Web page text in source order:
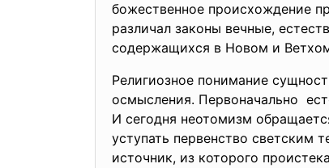
божественное происхождение
различал законы вечные,
содержащихся в Новом и
Религиозное понимание
осмысления. Первоначально
И сегодня неотомизм
уступать первенство светским
источник, из которого